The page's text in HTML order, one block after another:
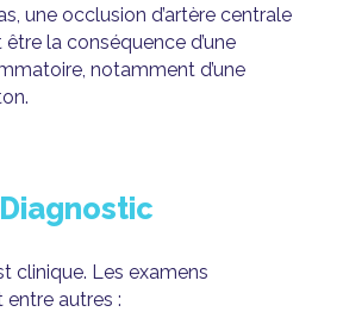
une occlusion d’artère centrale
la conséquence d’une
notamment d’une
Diagnostic
clinique. Les examens
autres :